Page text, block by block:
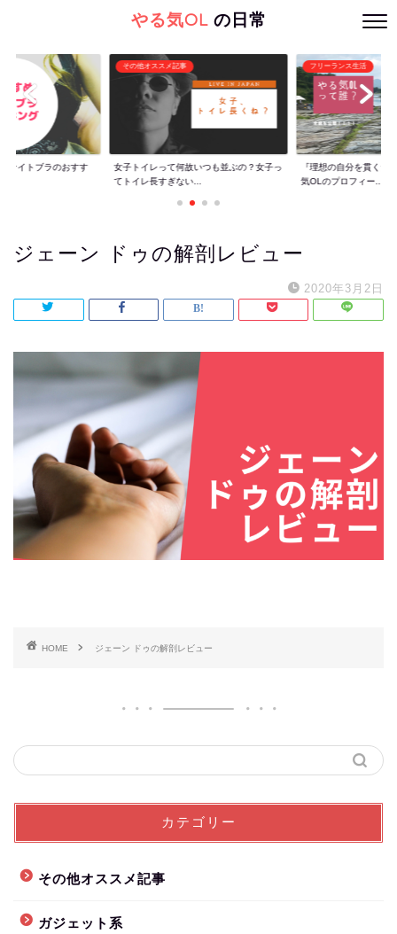
やる気OLの日常
ナイトブラのおすす
その他オススメ記事
女子トイレって何故いつも並ぶの？女子っ
てトイレ長すぎない...
フリーランス生活
『理想の自分を貫くた
気OLのプロフィー...
ジェーン ドゥの解剖レビュー
2020年3月2日
HOME ジェーン ドゥの解剖レビュー
カテゴリー
その他オススメ記事
ガジェット系